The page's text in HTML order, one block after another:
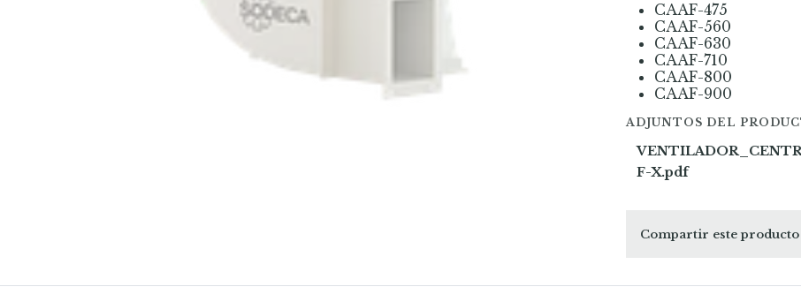
CAAF-475
CAAF-560
CAAF-630
CAAF-710
CAAF-800
CAAF-900
ADJUNTOS DEL
F-X.pdf
Compartir este producto